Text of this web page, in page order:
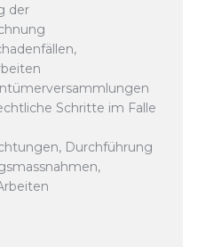
der
Schritte im Falle
Durchführung